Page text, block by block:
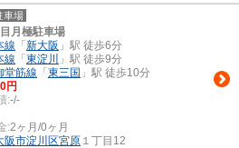
車場
月極駐車場
線 「 新大阪 」駅 徒歩6分
線 「 東淀川
」駅 徒歩9分
堂筋線 「 東三国 」駅 徒歩10分
円
:-/-
:2ヶ月/0ヶ月
阪市淀川区宮原 １丁目12